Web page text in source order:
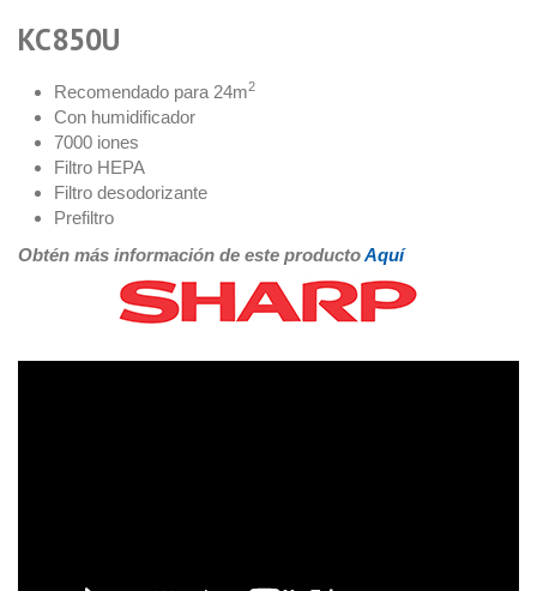
KC850U
Recomendado para 24m2
Con humidificador
7000 iones
Filtro HEPA
Filtro desodorizante
Prefiltro
Obtén más información de este productoAquí